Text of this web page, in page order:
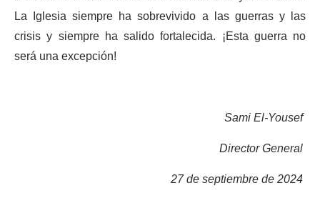
La Iglesia siempre ha sobrevivido a las guerras y las
crisis y siempre ha salido fortalecida. ¡Esta guerra no
será una excepción!
Sami El-Yousef
Director General
27 de septiembre de 2024